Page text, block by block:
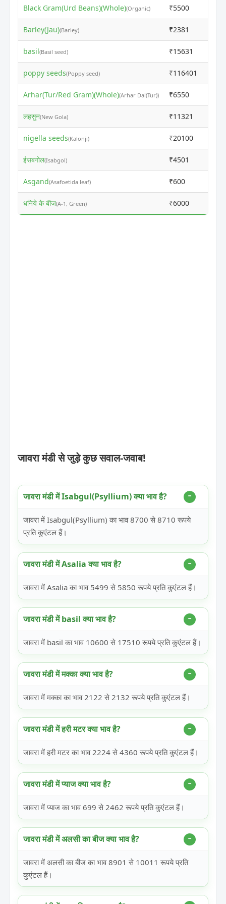
Black Gram(Urd Beans)(Whole)(Organic) ₹5500
Barley(Jau)(Barley) ₹2381
basil(Basil seed) ₹15631
poppy seeds(Poppy seed) ₹116401
Arhar(Tur/Red Gram)(Whole)(Arhar Dal(Tur)) ₹6550
लहसुन(New Gola) ₹11321
nigella seeds(Kalonji) ₹20100
ईसबगोल(Isabgol) ₹4501
Asgand(Asafoetida leaf) ₹600
धनिये के बीज(A-1, Green) ₹6000
जावरा मंडी से जुड़े कुछ सवाल-जवाब!
जावरा मंडी में Isabgul(Psyllium) क्या भाव है?
जावरा में Isabgul(Psyllium) का भाव 8700 से 8710 रूपये
प्रति कुएंटल हैं।
जावरा मंडी में Asalia क्या भाव है?
जावरा में Asalia का भाव 5499 से 5850 रूपये प्रति कुएंटल हैं।
जावरा मंडी में basil क्या भाव है?
जावरा में basil का भाव 10600 से 17510 रूपये प्रति कुएंटल हैं।
जावरा मंडी में मक्का क्या भाव है?
जावरा में मक्का का भाव 2122 से 2132 रूपये प्रति कुएंटल हैं।
जावरा मंडी में हरी मटर क्या भाव है?
जावरा में हरी मटर का भाव 2224 से 4360 रूपये प्रति कुएंटल हैं।
जावरा मंडी में प्याज क्या भाव है?
जावरा में प्याज का भाव 699 से 2462 रूपये प्रति कुएंटल हैं।
जावरा मंडी में अलसी का बीज क्या भाव है?
जावरा में अलसी का बीज का भाव 8901 से 10011 रूपये प्रति
कुएंटल हैं।